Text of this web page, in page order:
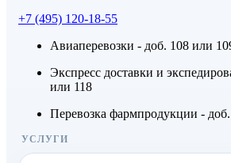
+7 (495) 120-18-55
Авиаперевозки - доб. 108 или
Экспресс доставки и
или 118
Перевозка фармпродукции - доб.
УСЛУГИ